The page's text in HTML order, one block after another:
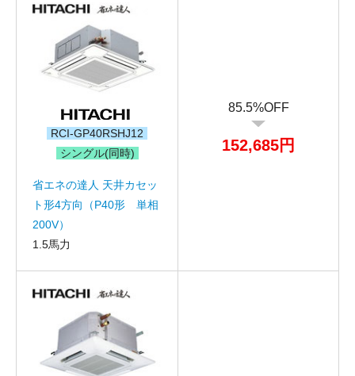
RCI-GP40RSHJ12
シングル(同時)
省エネの達人 天井カセッ
ト形4方向（P40形 単相
200V）
1.5馬力
85.5%OFF
152,685円
折り返しのご連絡
(ご選択ください)